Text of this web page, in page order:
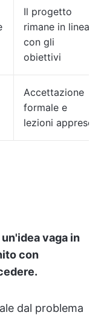
Il progetto
rimane in linea
con gli
obiettivi
Accettazione
formale e
lezioni apprese
vaga in
con
dal problema